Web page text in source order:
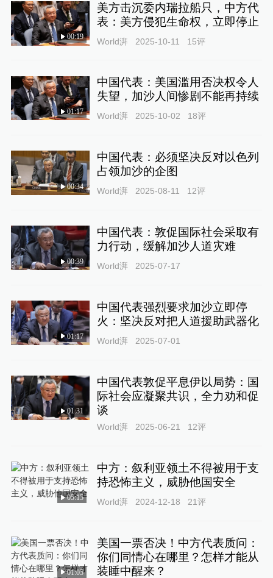
00:19
美方击沉委内瑞拉船只，中方代
表：美方侵犯生命权，立即停止
World湃 2025-10-11 15评
01:17
中国代表：美国滥用否决权令人
失望，加沙人间惨剧不能再持续
World湃 2025-10-02 18评
00:34
中国代表：必须坚决反对以色列
占领加沙的企图
World湃 2025-08-11 12评
00:39
中国代表：敦促国际社会采取有
力行动，缓解加沙人道灾难
World湃 2025-07-17
01:17
中国代表强烈要求加沙立即停
火：坚决反对把人道援助武器化
World湃 2025-07-01
01:31
中国代表敦促平息伊以局势：国
际社会应凝聚共识，全力劝和促
谈
World湃 2025-06-21 12评
05:15
中方：叙利亚领土不得被用于支
持恐怖主义，威胁他国安全
World湃 2024-12-18 21评
01:05
美国一票否决！中方代表质问：
你们同情心在哪里？怎样才能从
装睡中醒来？